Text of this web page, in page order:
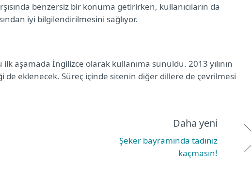
benzersiz bir konuma getirirken, kullanıcıların da
iyi bilgilendirilmesini sağlıyor.
aşamada İngilizce olarak kullanıma sunuldu. 2013 yılının
de eklenecek. Süreç içinde sitenin diğer dillere de çevrilmesi
Daha yeni
Şeker bayramında tadınız
kaçmasın!